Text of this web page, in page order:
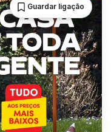
Guardar ligação